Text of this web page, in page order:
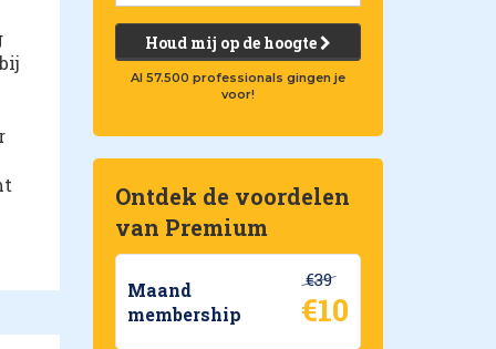
Houd mij op de hoogte
Al 57.500 professionals gingen je
voor!
Ontdek de voordelen
van Premium
Maand
membership
€39
€10